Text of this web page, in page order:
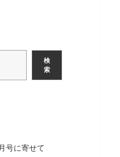
検
索
号に寄せて